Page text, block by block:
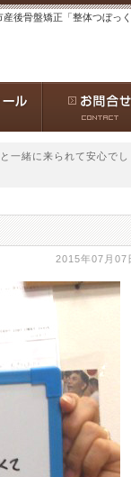
後骨盤矯正「整体つぼっく
一緒に来られて安心でし
2015年07月07